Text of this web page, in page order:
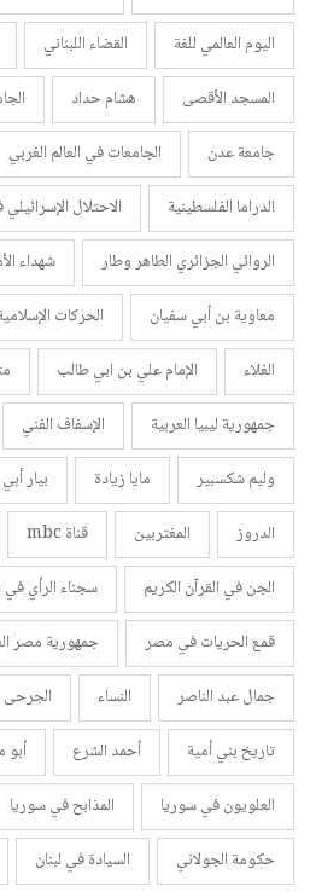
اليوم العالمي للغة
القضاء اللبناني
المسجد الأقصى
هشام حداد
جامعة عدن
الجامعات في العالم الغربي
الدراما الفلسطينية
الاحتلال
الروائي الجزائري الطاهر وطار
شهداء
معاوية بن أبي سفيان
الحركات
الغلاء
الإمام علي بن ابي طالب
جمهورية ليبيا العربية
الإسفاف الفني
وليم شكسبير
مايا زيادة بيار
الدروز
المغتربين قناة mbc
الجن في القرآن الكريم
سجناء الرأي
قمع الحريات في مصر
جمهورية مصر
جمال عبد الناصر
النساء الجرحى
تاريخ بني أمية
أحمد الشرع
أبو
العلويون في سوريا
المذابح في سوريا
حكومة الجولاني
السيادة في لبنان